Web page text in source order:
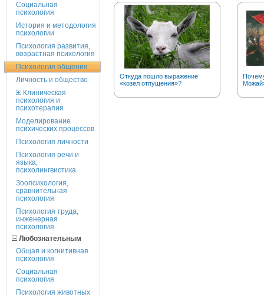
Социальная
психология
История и методология
психологии
Психология развития,
возрастная психология
Психология общения
Личность и общество
Клиническая
психология и
психотерапия
Моделирование
психических процессов
Психология личности
Психология речи и
языка,
психолингвистика
Зоопсихология,
сравнительная
психология
Психология труда,
инженерная
психология
Любознательным
Общая и когнитивная
психология
Социальная
психология
Психология животных
Откуда пошло выражение
«козел отпущения»?